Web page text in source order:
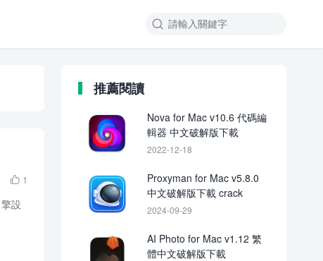

 1
設
推薦閱讀
Nova for Mac v10.6 代碼編
輯器 中文破解版下載
2022-12-18
Proxyman for Mac v5.8.0
中文破解版下載 crack
2024-09-29
AI Photo for Mac v1.12 繁
體中文破解版下載